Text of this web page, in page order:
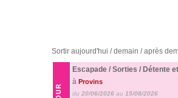
Sortir aujourd'hui / demain / après
Escapade / Sorties / Détente
à Provins
du 20/06/2026 au 15/08/2026